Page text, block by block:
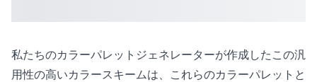
私たちのカラーパレットジェネレーターが作成したこの汎
用性の高いカラースキームは、これらのカラーパレットと